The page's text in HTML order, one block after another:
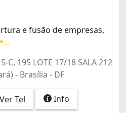
(1)
Costa (Guará) (1)
(5)
(São Sebastião) (1)
e fusão de empresas,
C, 195 LOTE 17/18 SALA 212
- Brasília - DF
Ver Tel Info